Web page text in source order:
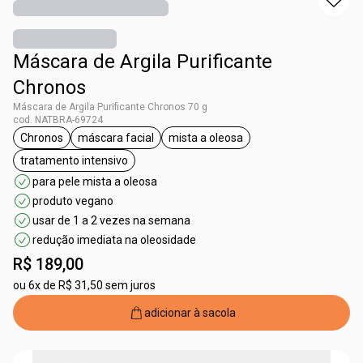
Máscara de Argila Purificante
Chronos
Máscara de Argila Purificante Chronos 70 g
cod. NATBRA-69724
etiqueta Chronos
Chronos
etiqueta máscara facial
máscara facial
etiqueta mista a oleosa
mista a oleosa
etiqueta tratamento intensivo
tratamento intensivo
para pele mista a oleosa
produto vegano
usar de 1 a 2 vezes na semana
redução imediata na oleosidade
R$ 189,00
ou 6x de R$ 31,50 sem juros
adicionar à sacola